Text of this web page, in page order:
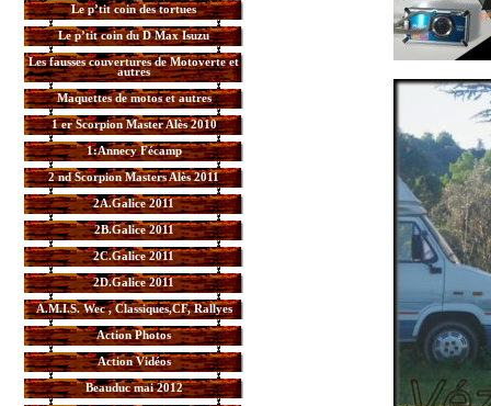
Le p’tit coin des tortues
Le p’tit coin du D Max Isuzu
Les fausses couvertures de Motoverte et
autres
Maquettes de motos et autres
1 er Scorpion Master Alès 2010
1:Annecy Fécamp
2 nd Scorpion Masters Alès 2011
2A.Galice 2011
2B.Galice 2011
2C.Galice 2011
2D.Galice 2011
A.M.I.S. Wec , Classiques,CF, Rallyes
Action Photos
Action Vidéos
Beauduc mai 2012